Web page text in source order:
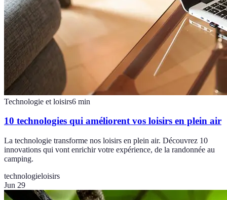
Technologie et loisirs6 min
10 technologies qui améliorent vos loisirs en plein air
La technologie transforme nos loisirs en plein air. Découvrez 10
innovations qui vont enrichir votre expérience, de la randonnée au
camping.
technologieloisirs
Jun 29